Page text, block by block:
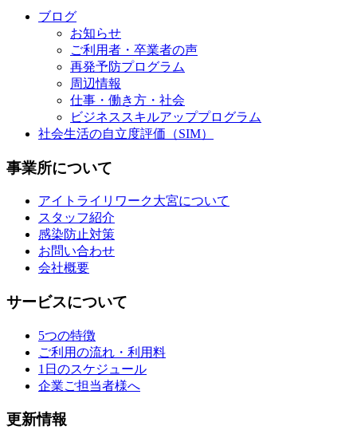
ブログ
お知らせ
ご利用者・卒業者の声
再発予防プログラム
周辺情報
仕事・働き方・社会
ビジネススキルアッププログラム
社会生活の自立度評価（SIM）
事業所について
アイトライリワーク大宮について
スタッフ紹介
感染防止対策
お問い合わせ
会社概要
サービスについて
5つの特徴
ご利用の流れ・利用料
1日のスケジュール
企業ご担当者様へ
更新情報